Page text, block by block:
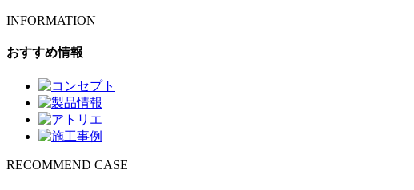
INFORMATION
おすすめ情報
RECOMMEND CASE